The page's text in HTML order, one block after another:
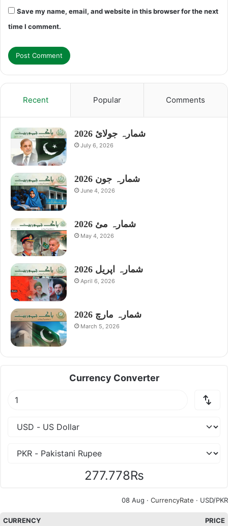
Save my name, email, and website in this browser for the next
time I comment.
Recent Popular Comments
شمارہ جولائ 2026
July 6, 2026
شمارہ جون 2026
June 4, 2026
شمارہ مئ 2026
May 4, 2026
شمارہ اپریل 2026
April 6, 2026
شمارہ مارچ 2026
March 5, 2026
Currency Converter
277.778₨
08 Aug · CurrencyRate · USD/PKR
CURRENCY PRICE